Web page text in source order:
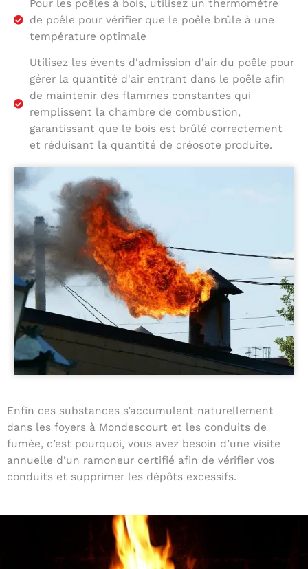
Pour les poêles à bois, utilisez un thermomètre
de poêle pour vérifier que le poêle brûle à une
température optimale
Utilisez les évents d'admission d'air du poêle pour
gérer la quantité d'air entrant dans le poêle afin
de maintenir des flammes constantes qui
remplissent la chambre de combustion,
garantissant que le bois est brûlé correctement
et réduisant la quantité de créosote produite.
Enfin ces substances s’accumulent naturellement
dans les foyers à Mondescourt et les conduits de
fumée, c’est pourquoi, vous avez besoin d’une visite
annuelle d’un ramoneur certifié afin de vérifier vos
conduits et supprimer les dépôts excessifs.